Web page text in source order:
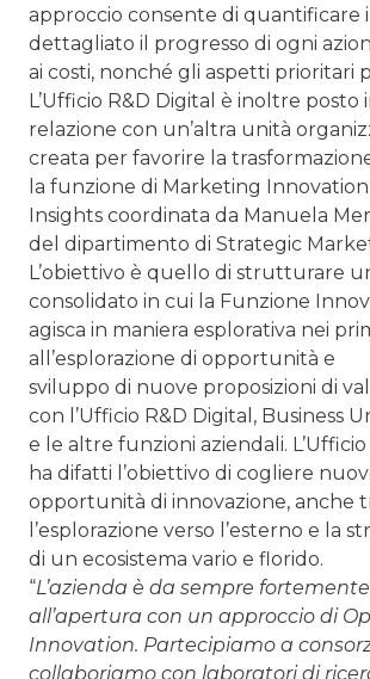
approccio consente di quantificare
dettagliato il progresso di ogni
ai costi, nonché gli aspetti prioritari
L’Ufficio R&D Digital è inoltre posto
relazione con un’altra unità
creata per favorire la
la funzione di Marketing Innovation
Insights coordinata da Manuela
del dipartimento di Strategic
L’obiettivo è quello di strutturare
consolidato in cui la Funzione
agisca in maniera esplorativa nei
all’esplorazione di opportunità e
sviluppo di nuove proposizioni di
con l’Ufficio R&D Digital, Business
e le altre funzioni aziendali.
ha difatti l’obiettivo di cogliere
opportunità di innovazione, anche
l’esplorazione verso l’esterno e la
di un ecosistema vario e florido.
“L’azienda è da sempre
all’apertura con un approccio di
Innovation. Partecipiamo a
collaboriamo con laboratori di